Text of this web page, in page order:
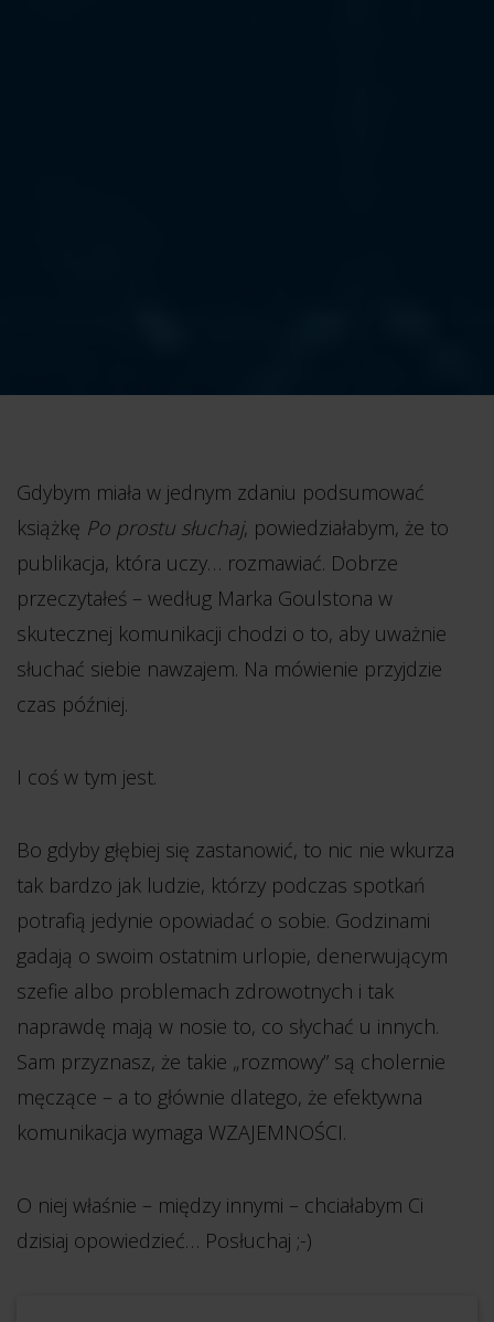
Gdybym miała w jednym zdaniu podsumować
książkę Po prostu słuchaj, powiedziałabym, że to
publikacja, która uczy… rozmawiać. Dobrze
przeczytałeś – według Marka Goulstona w
skutecznej komunikacji chodzi o to, aby uważnie
słuchać siebie nawzajem. Na mówienie przyjdzie
czas później.
I coś w tym jest.
Bo gdyby głębiej się zastanowić, to nic nie wkurza
tak bardzo jak ludzie, którzy podczas spotkań
potrafią jedynie opowiadać o sobie. Godzinami
gadają o swoim ostatnim urlopie, denerwującym
szefie albo problemach zdrowotnych i tak
naprawdę mają w nosie to, co słychać u innych.
Sam przyznasz, że takie „rozmowy” są cholernie
męczące – a to głównie dlatego, że efektywna
komunikacja wymaga WZAJEMNOŚCI.
O niej właśnie – między innymi – chciałabym Ci
dzisiaj opowiedzieć… Posłuchaj ;-)